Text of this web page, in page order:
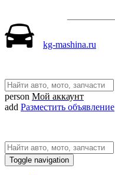
kg-mashina.ru
person Мой аккаунт
add Разместить объявление
Toggle navigation